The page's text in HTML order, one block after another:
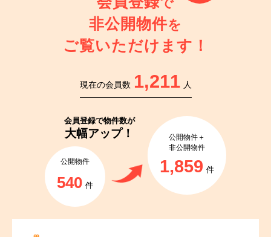
非公開物件を
ご覧いただけます！
現在の会員数 1,211 人
会員登録で物件数が
大幅アップ！
公開物件
540 件
公開物件＋
非公開物件
1,859 件